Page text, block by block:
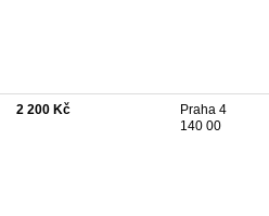
2 200 Kč
Praha 4
140 00